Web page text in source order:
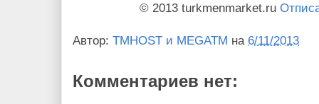
© 2013 turkmenmarket.ru
Автор: TMHOST и MEGATM на 6/11/2013
Комментариев нет: